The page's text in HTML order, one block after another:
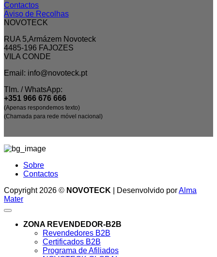
Contactos
Aviso de Recolhas
NOVOTECK
RUA 5,Armázem Novoteck
4485-196 FAJOZES
VILA CONDE
Email: info@novoteck.pt
Tlm. / WhatsApp:
+351 966 676 666
(Apenas respondemos texto)
(Chamada para rede móvel nacional)
Sobre
Contactos
Copyright 2026 © NOVOTECK | Desenvolvido porAlma
Mater
ZONA REVENDEDOR-B2B
Revendedores B2B
Certificados B2B
Programa de Afiliados